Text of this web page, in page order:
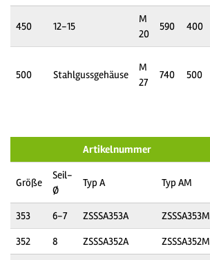
450 12-15
M
20
590 400
500 Stahlgussgehäuse
M
27
740 500
Artikelnummer
Größe
Seil-
Ø
Typ A Typ AM
353 6-7 ZSSSA353A ZSSSA353M
352 8 ZSSSA352A ZSSSA352M